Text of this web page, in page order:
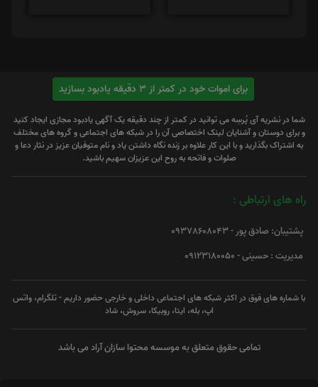
برای اموات خود در کمتر از 3 دقیقه یادبود بسازید
شما در نشریه آی پُرسِه می توانید در کمتر از چند دقیقه یک آگهی یادبود مجازی ایجاد کنید
و برای دوستان و آشنایان لینک اختصاصی آن را در شبکه های اجتماعی و گروه های مختلف
به اشتراک بگذارید و با این کار علاوه بر زنده نگاه داشتن یاد و نام متوفیان عزیز در نثار دعا و
صلوات و فاتحه به روح این عزیزان سهیم باشید.
راه های ارتباطی :
پشتیبان: صادق پور - 09378608043
مدیریت : حسینی - 09123180050
با شماره های فوق در اکثر شبکه های اجتماعی داخلی و خارجی حضور داریم - تلگرام، واتس
اپ، بله، ایتا، روبیکا، سروش، شاد
تمامی حقوق متعلق به موسسه محتوا سازان آراد می باشد